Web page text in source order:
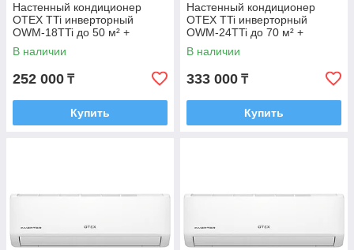
Настенный кондиционер
OTEX TTi инверторный
OWM-18TTi до 50 м² +
монтажный комплект
В наличии
252 000 ₸
Купить
Настенный кондиционер
OTEX TTi инверторный
OWM-24TTi до 70 м² +
монтажный комплект
В наличии
333 000 ₸
Купить